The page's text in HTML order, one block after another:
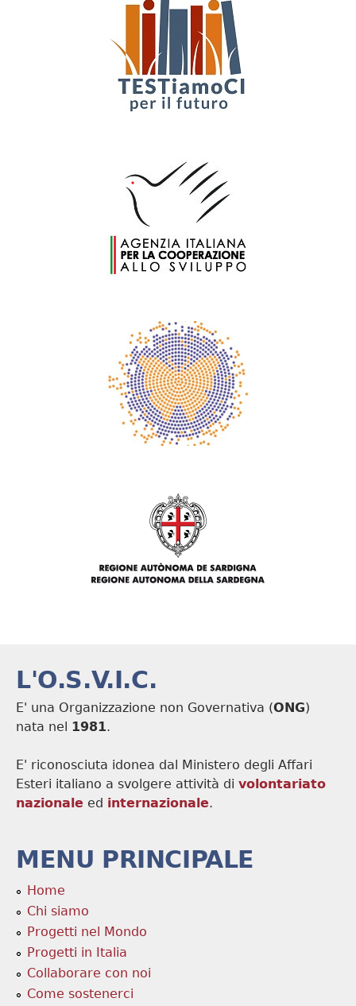
L'O.S.V.I.C.
E' una Organizzazione non Governativa (ONG)
nata nel 1981.
E' riconosciuta idonea dal Ministero degli Affari
Esteri italiano a svolgere attività di volontariato
nazionale ed internazionale.
MENU PRINCIPALE
Home
Chi siamo
Progetti nel Mondo
Progetti in Italia
Collaborare con noi
Come sostenerci